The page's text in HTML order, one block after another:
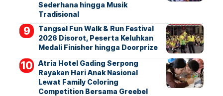
Sederhana hingga Musik
Tradisional
Tangsel Fun Walk & Run Festival
2026 Disorot, Peserta Keluhkan
Medali Finisher hingga Doorprize
Atria Hotel Gading Serpong
Rayakan Hari Anak Nasional
Lewat Family Coloring
Competition Bersama Greebel